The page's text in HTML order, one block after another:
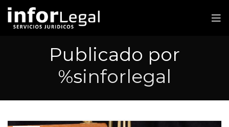
Publicado por
%sinforlegal